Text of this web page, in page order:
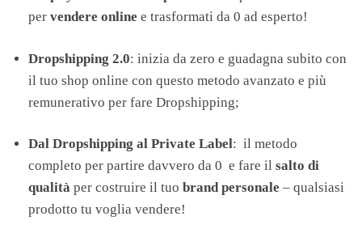
per vendere online e trasformati da 0 ad esperto!
Dropshipping 2.0: inizia da zero e guadagna subito con
il tuo shop online con questo metodo avanzato e più
remunerativo per fare Dropshipping;
Dal Dropshipping al Private Label: il metodo
completo per partire davvero da 0 e fare il salto di
qualità per costruire il tuo brand personale – qualsiasi
prodotto tu voglia vendere!